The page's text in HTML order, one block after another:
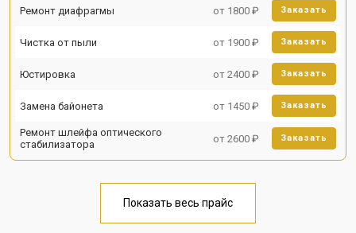
Ремонт диафрагмы от 1800 ₽ Заказать
Чистка от пыли от 1900 ₽ Заказать
Юстировка от 2400 ₽ Заказать
Замена байонета от 1450 ₽ Заказать
Ремонт шлейфа оптического
стабилизатора
от 2600 ₽ Заказать
Показать весь прайс